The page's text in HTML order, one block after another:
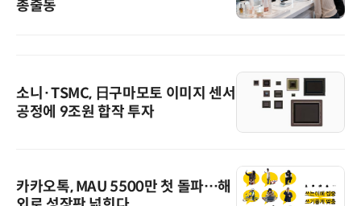
총출동
소니·TSMC, 日구마모토 이미지 센서
공정에 9조원 합작 투자
카카오톡, MAU 5500만 첫 돌파…해